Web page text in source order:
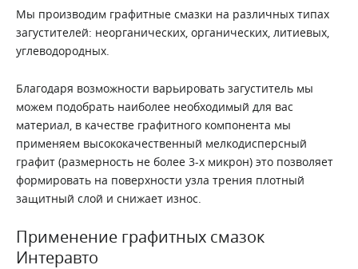
Мы производим графитные смазки на различных типах
загустителей: неорганических, органических, литиевых,
углеводородных.
Благодаря возможности варьировать загуститель мы
можем подобрать наиболее необходимый для вас
материал, в качестве графитного компонента мы
применяем высококачественный мелкодисперсный
графит (размерность не более 3-х микрон) это позволяет
формировать на поверхности узла трения плотный
защитный слой и снижает износ.
Применение графитных смазок
Интеравто